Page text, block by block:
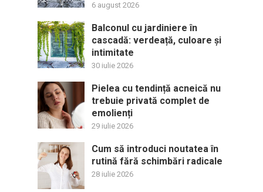
6 august 2026
Balconul cu jardiniere în
cascadă: verdeață, culoare și
intimitate
30 iulie 2026
Pielea cu tendință acneică nu
trebuie privată complet de
emolienți
29 iulie 2026
Cum să introduci noutatea în
rutină fără schimbări radicale
28 iulie 2026